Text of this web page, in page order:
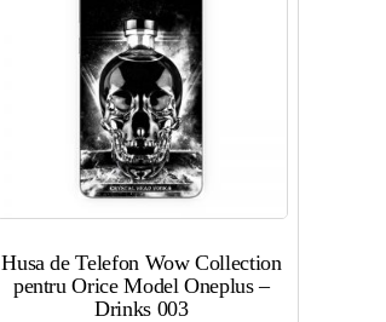
Husa de Telefon Wow Collection
pentru Orice Model Oneplus –
Drinks 003